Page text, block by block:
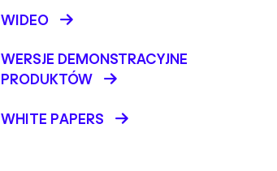
WIDEO
WERSJE DEMONSTRACYJNE
PRODUKTÓW
WHITE PAPERS